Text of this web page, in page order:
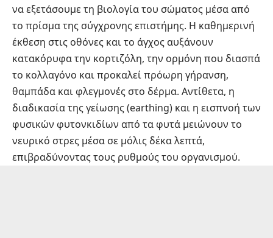
να εξετάσουμε τη βιολογία του σώματος μέσα από
το πρίσμα της σύγχρονης επιστήμης. Η καθημερινή
έκθεση στις οθόνες και το άγχος αυξάνουν
κατακόρυφα την κορτιζόλη, την ορμόνη που διασπά
το κολλαγόνο και προκαλεί πρόωρη γήρανση,
θαμπάδα και φλεγμονές στο δέρμα. Αντίθετα, η
διαδικασία της γείωσης (earthing) και η εισπνοή των
φυσικών φυτονκιδίων από τα φυτά μειώνουν το
νευρικό στρες μέσα σε μόλις δέκα λεπτά,
επιβραδύνοντας τους ρυθμούς του οργανισμού.